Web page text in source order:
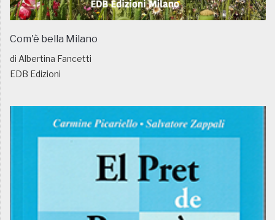
Com'è bella Milano
di Albertina Fancetti
EDB Edizioni